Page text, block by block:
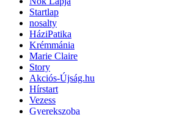
Startlap
nosalty
HáziPatika
Krémmánia
Marie Claire
Story
Akciós-Újság.hu
Hírstart
Vezess
Gyerekszoba